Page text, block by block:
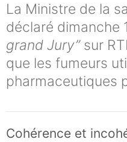
La Ministre de la
déclaré dimanche
grand Jury”sur
que les fumeurs
pharmaceutiques
Cohérence et